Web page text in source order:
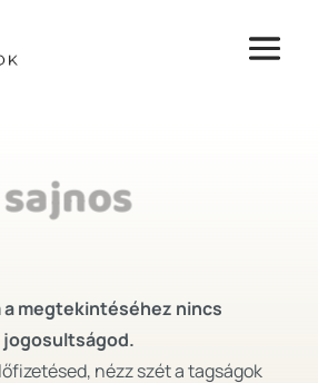
sajnos
a megtekintéséhez nincs
jogosultságod.
nézz szét a tagságok